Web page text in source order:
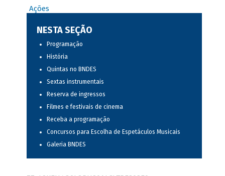
Ações
NESTA SEÇÃO
Programação
História
Quintas no BNDES
Sextas instrumentais
Reserva de ingressos
Filmes e festivais de cinema
Receba a programação
Concursos para Escolha de Espetáculos Musicais
Galeria BNDES